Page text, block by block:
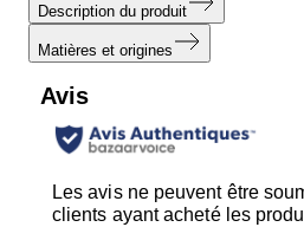
Description du produit
Matières et origines
Avis
Les avis ne peuvent être
clients ayant acheté les